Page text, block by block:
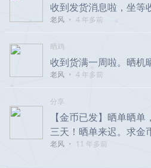
收到发货消息啦，坐等
老风 • 4 年多前
晒鸡
收到货满一周啦。晒机
老风 • 4 年多前
分享
【金币已发】晒单晒
三天！晒单来迟。求金
老风 • 11 年多前